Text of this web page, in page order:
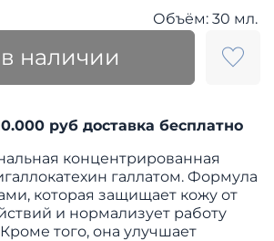
Объём: 30 мл.
наличии
руб доставка бесплатно
концентрированная
галлатом. Формула
которая защищает кожу от
и нормализует работу
того, она улучшает